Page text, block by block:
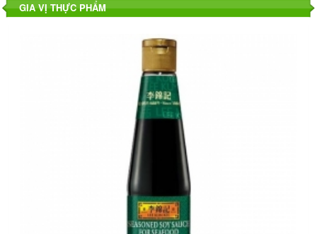
GIA VỊ THỰC PHẨM